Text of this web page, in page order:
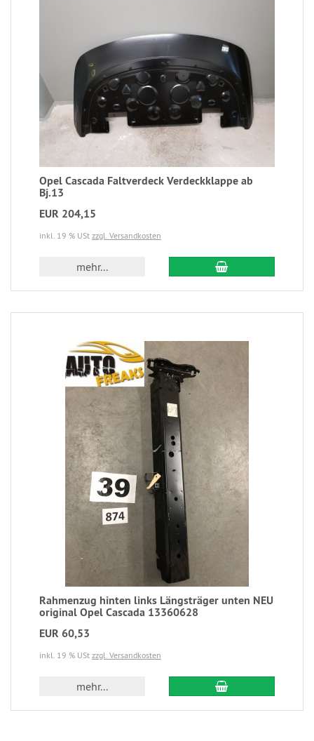
Opel Cascada Faltverdeck Verdeckklappe ab
Bj.13
EUR 204,15
inkl. 19 % USt zzgl. Versandkosten
mehr...
Rahmenzug hinten links Längsträger unten NEU
original Opel Cascada 13360628
EUR 60,53
inkl. 19 % USt zzgl. Versandkosten
mehr...